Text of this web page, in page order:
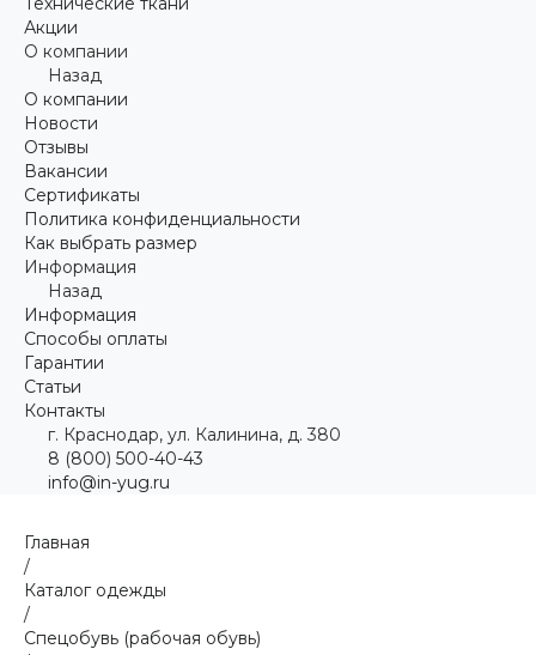
Акции
О компании
Назад
О компании
Новости
Отзывы
Вакансии
Сертификаты
Политика конфиденциальности
Как выбрать размер
Информация
Назад
Информация
Способы оплаты
Гарантии
Статьи
Контакты
г. Краснодар, ул. Калинина, д. 380
8 (800) 500-40-43
info@in-yug.ru
Главная
/
Каталог одежды
/
Спецобувь (рабочая обувь)